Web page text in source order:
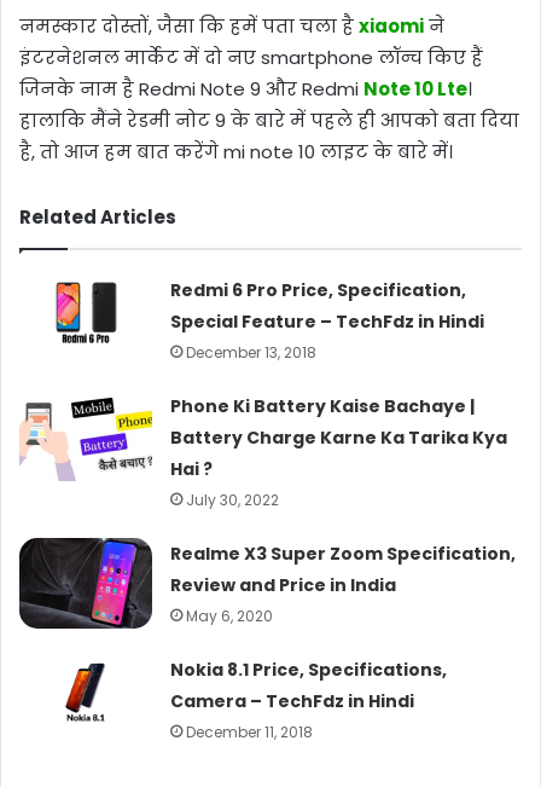
नमस्कार दोस्तों, जैसा कि हमें पता चला हैxiaomiने
इंटरनेशनल मार्केट में दो नए smartphone लॉन्च किए हैं
जिनके नाम है Redmi Note 9 और Redmi Note 10 Lte।
हालाकि मैंने रेडमी नोट 9 के बारे में पहले ही आपको बता दिया
है, तो आज हम बात करेंगे mi note 10 लाइट के बारे में।
Related Articles
Redmi 6 Pro Price, Specification,
Special Feature – TechFdz in Hindi
December 13, 2018
Phone Ki Battery Kaise Bachaye |
Battery Charge Karne Ka Tarika Kya
Hai ?
July 30, 2022
Realme X3 Super Zoom Specification,
Review and Price in India
May 6, 2020
Nokia 8.1 Price, Specifications,
Camera – TechFdz in Hindi
December 11, 2018